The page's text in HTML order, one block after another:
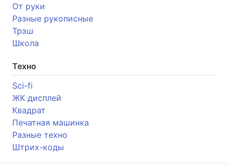
От руки
Разные рукописные
Трэш
Школа
Техно
Sci-fi
ЖК дисплей
Квадрат
Печатная машинка
Разные техно
Штрих-коды